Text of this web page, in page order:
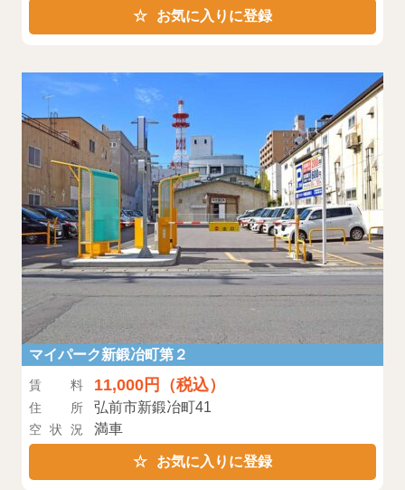
お気に入りに登録
マイパーク新鍛冶町第２
賃料 11,000円（税込）
住所 弘前市新鍛冶町41
空状況 満車
お気に入りに登録